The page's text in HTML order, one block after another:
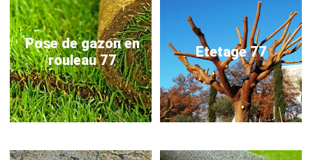
Pose de gazon en
rouleau 77
Etetage 77